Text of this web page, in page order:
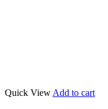
Quick View Add to cart